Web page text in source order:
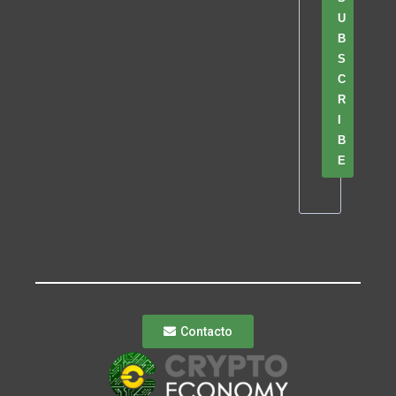
U
B
S
C
R
B
E
Contacto